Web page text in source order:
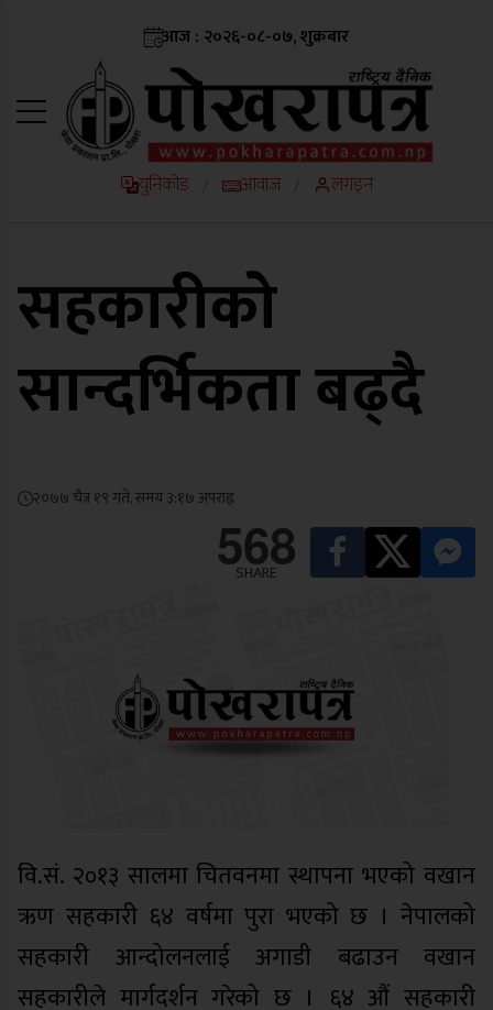
आज : २०२६-०८-०७, शुक्रबार
युनिकोड / आवाज / लगइन
सहकारीको
सान्दर्भिकता बढ्दै
२०७७ चैत्र १९ गते, समय ३:१७ अपराह्न
568
SHARE
वि.सं. २०१३ सालमा चितवनमा स्थापना भएको वखान
ऋण सहकारी ६४ वर्षमा पुरा भएको छ । नेपालको
सहकारी आन्दोलनलाई अगाडी बढाउन वखान
सहकारीले मार्गदर्शन गरेको छ । ६४ औं सहकारी